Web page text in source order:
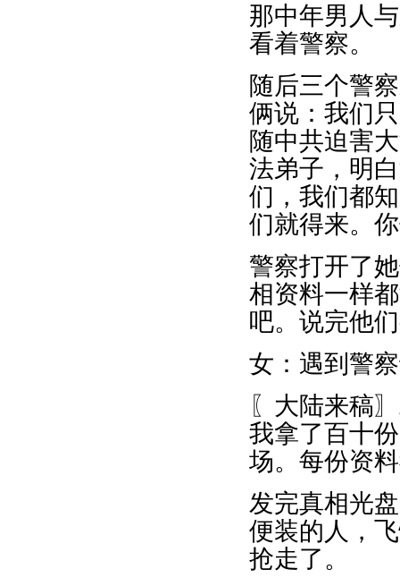
那中年男人
看着警察。
随后三个警
俩说：我们
随中共迫害
法弟子，明
们，我们都
们就得来。
警察打开了
相资料一样
吧。说完他
女：遇到警
〖大陆来稿
我拿了百十
场。每份资
发完真相光
便装的人，
抢走了。